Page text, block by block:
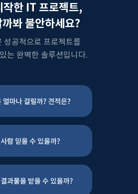
작한 IT 프로젝트,
봐 불안하세요?
성공적으로 프로젝트를
는 완벽한 솔루션입니다.